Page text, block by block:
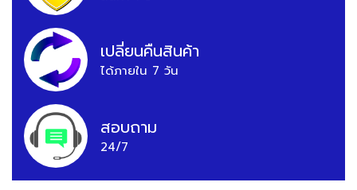
เปลี่ยนคืนสินค้า
ได้ภายใน 7 วัน
สอบถาม
24/7